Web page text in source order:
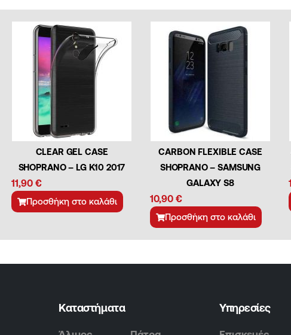
CLEAR GEL CASE
SHOPRANO – LG K10 2017
11,90 €
Προσθήκη στο καλάθι
CARBON FLEXIBLE CASE
SHOPRANO – SAMSUNG
GALAXY S8
10,90 €
Προσθήκη στο καλάθι
Καταστήματα Υπηρεσίες